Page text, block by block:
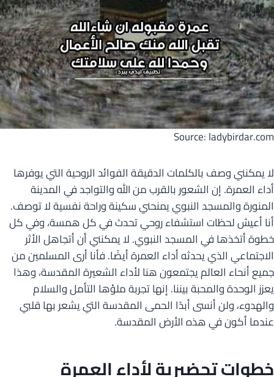
Source: ladybirdar.com
لا يمكنني وصف بالكلمات الدقيقة الفوائد الروحية التي يوفرها
أداء العمرة. إن الشعور بالقرب من الله والتواجد في المدينة
المنورة والمسجد النبوي يمنحني سكينة وراحة نفسية لا توصف.
أنا أعيش لحظات استشفاء روحي تحدث في كل همسة، وفي كل
خطوة أتخذها في المسجد النبوي. لا يمكنني أن أتجاهل الأثر
الاجتماعي الذي يحدثه أداء العمرة أيضًا. فأنا أرى المسلمين من
جميع أنحاء العالم يجتمعون هنا لأداء الشعيرة المقدسة، وهذا
يعزز الوحدة والمحبة بيننا. إنها تجربة ملؤها التأمل والسلام
والهدوء، ولن أنسى أبدًا الحمى المقدسة التي يشعر بها قلبي
عندما أكون في هذه الأرض المقدسة.
خطواتتحضيريةلأداء العمرة